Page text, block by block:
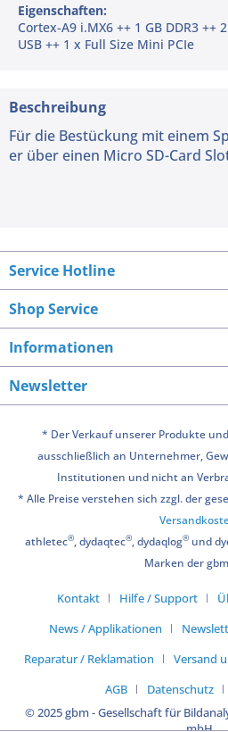
Eigenschaften:
Cortex-A9 i.MX6 ++ 1 GB DDR3 ++
USB ++ 1 x Full Size Mini PCIe
Beschreibung
Für die Bestückung mit einem
er über einen Micro SD-Card
Service Hotline
Shop Service
Informationen
Newsletter
* Der Verkauf unserer Produkte
ausschließlich an Unternehmer,
Institutionen und nicht an
* Alle Preise verstehen sich zzgl. der
athletec®, dydaqtec®, dydaqlog®und
Marken der
Kontakt Hilfe / Support
News / Applikationen
Reparatur / Reklamation
Versand
AGB
Datenschutz
© 2025 gbm - Gesellschaft für
mbH